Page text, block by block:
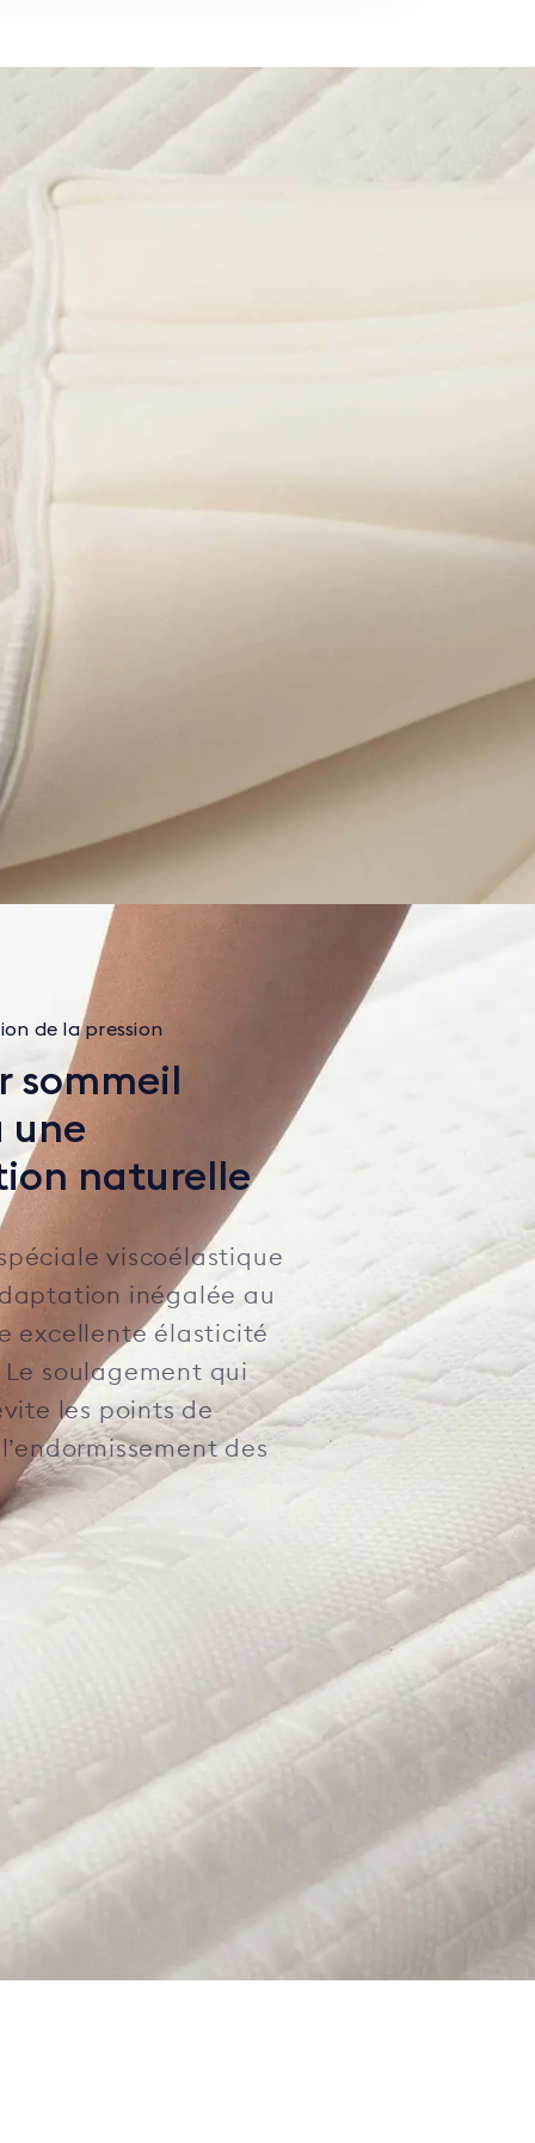
de la pression
sommeil
une
naturelle
viscoélastique
inégalée au
excellente élasticité
soulagement qui
les points de
des